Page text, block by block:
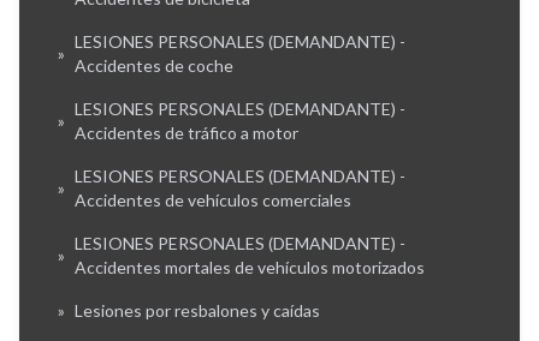
»
LESIONES PERSONALES (DEMANDANTE) -
Accidentes de coche
»
LESIONES PERSONALES (DEMANDANTE) -
Accidentes de tráfico a motor
»
LESIONES PERSONALES (DEMANDANTE) -
Accidentes de vehículos comerciales
»
LESIONES PERSONALES (DEMANDANTE) -
Accidentes mortales de vehículos motorizados
» Lesiones por resbalones y caídas